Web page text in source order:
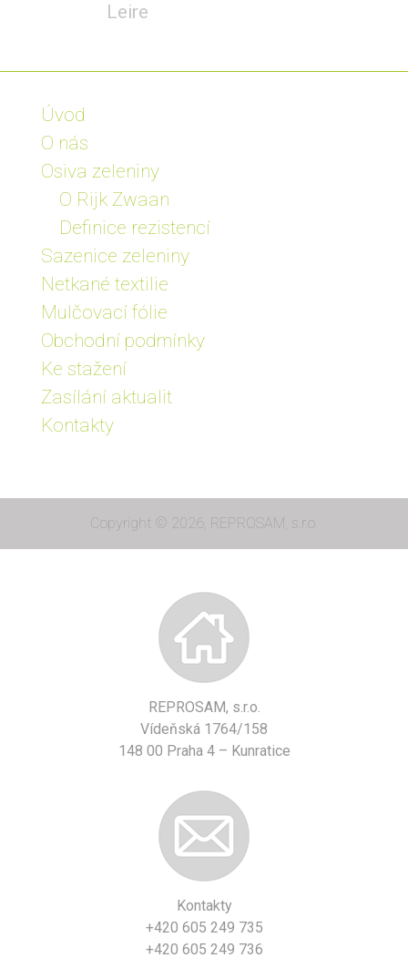
Úvod
O nás
Osiva zeleniny
O Rijk Zwaan
Definice rezistencí
Sazenice zeleniny
Netkané textilie
Mulčovací fólie
Obchodní podmínky
Ke stažení
Zasílání aktualit
Kontakty
Leire
Copyright © 2026, REPROSAM, s.r.o.
REPROSAM, s.r.o.
Vídeňská 1764/158
148 00 Praha 4 – Kunratice
Kontakty
+420 605 249 735
+420 605 249 736